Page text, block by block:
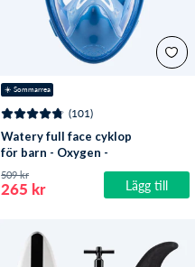
☀️ Sommarrea
Lägg till
(101)
Watery full face cyklop
för barn - Oxygen -
Atlantic Blue
265 kr
509 kr